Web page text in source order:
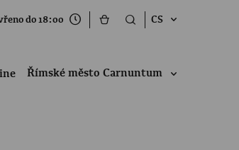
do 18:00 CS
Římské město Carnuntum